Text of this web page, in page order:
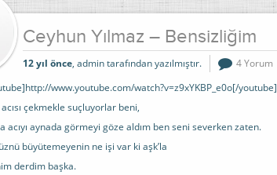
Ceyhun Yılmaz – Bensizliğim
12 yıl önce, admin tarafından yazılmıştır. 4 Yorum
www.youtube.com/watch?v=z9xYKBP_e0o[/youtube]
çekmekle suçluyorlar beni,
acıyı aynada görmeyi göze aldım ben seni severken zaten.
büyütemeyenin ne işi var ki aşk’la
derdim başka.